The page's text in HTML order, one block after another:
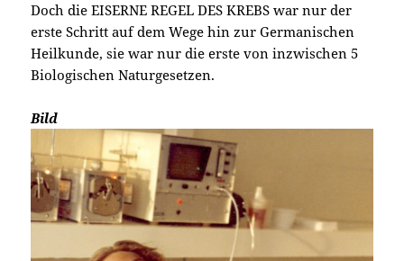
Doch die EISERNE REGEL DES KREBS war nur der
erste Schritt auf dem Wege hin zur Germanischen
Heilkunde, sie war nur die erste von inzwischen 5
Biologischen Naturgesetzen.
Bild